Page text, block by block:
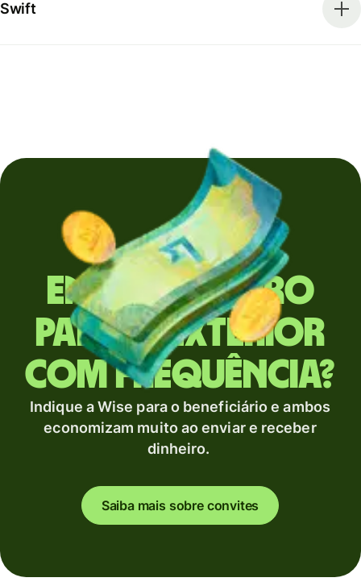
Swift
Envia dinheiro
para o exterior
com frequência?
Indique a Wise para o beneficiário e ambos
economizam muito ao enviar e receber
dinheiro.
Saiba mais sobre convites